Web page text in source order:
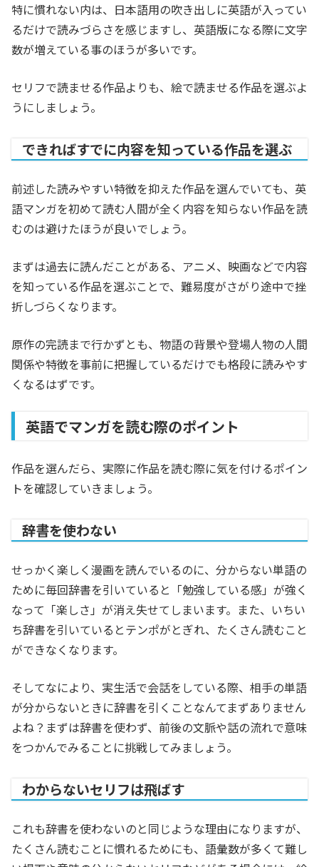
特に慣れない内は、日本語用の吹き出しに英語が入ってい
るだけで読みづらさを感じますし、英語版になる際に文字
数が増えている事のほうが多いです。
セリフで読ませる作品よりも、絵で読ませる作品を選ぶよ
うにしましょう。
できればすでに内容を知っている作品を選ぶ
前述した読みやすい特徴を抑えた作品を選んでいても、英
語マンガを初めて読む人間が全く内容を知らない作品を読
むのは避けたほうが良いでしょう。
まずは過去に読んだことがある、アニメ、映画などで内容
を知っている作品を選ぶことで、難易度がさがり途中で挫
折しづらくなります。
原作の完読まで行かずとも、物語の背景や登場人物の人間
関係や特徴を事前に把握しているだけでも格段に読みやす
くなるはずです。
英語でマンガを読む際のポイント
作品を選んだら、実際に作品を読む際に気を付けるポイン
トを確認していきましょう。
辞書を使わない
せっかく楽しく漫画を読んでいるのに、分からない単語の
ために毎回辞書を引いていると「勉強している感」が強く
なって「楽しさ」が消え失せてしまいます。また、いちい
ち辞書を引いているとテンポがとぎれ、たくさん読むこと
ができなくなります。
そしてなにより、実生活で会話をしている際、相手の単語
が分からないときに辞書を引くことなんてまずありません
よね？まずは辞書を使わず、前後の文脈や話の流れで意味
をつかんでみることに挑戦してみましょう。
わからないセリフは飛ばす
これも辞書を使わないのと同じような理由になりますが、
たくさん読むことに慣れるためにも、語彙数が多くて難し